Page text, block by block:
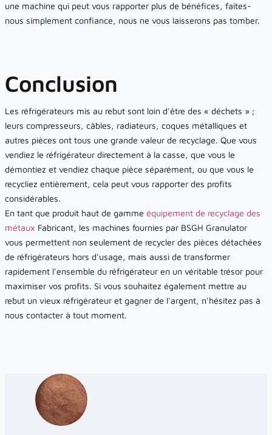
une machine qui peut vous rapporter plus de bénéfices, faites-
nous simplement confiance, nous ne vous laisserons pas tomber.
Conclusion
Les réfrigérateurs mis au rebut sont loin d'être des « déchets » ;
leurs compresseurs, câbles, radiateurs, coques métalliques et
autres pièces ont tous une grande valeur de recyclage. Que vous
vendiez le réfrigérateur directement à la casse, que vous le
démontiez et vendiez chaque pièce séparément, ou que vous le
recycliez entièrement, cela peut vous rapporter des profits
considérables.
En tant que produit haut de gamme équipement de recyclage des
métaux Fabricant, les machines fournies par BSGH Granulator
vous permettent non seulement de recycler des pièces détachées
de réfrigérateurs hors d'usage, mais aussi de transformer
rapidement l'ensemble du réfrigérateur en un véritable trésor pour
maximiser vos profits. Si vous souhaitez également mettre au
rebut un vieux réfrigérateur et gagner de l'argent, n'hésitez pas à
nous contacter à tout moment.